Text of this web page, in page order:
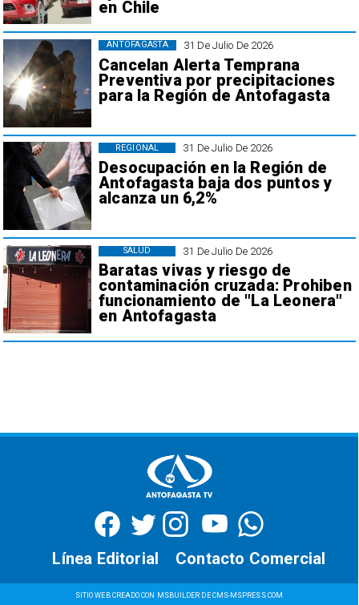
en Chile
31 De Julio De 2026
Cancelan Alerta Temprana
Preventiva por precipitaciones
para la Región de Antofagasta
ANTOFAGASTA
31 De Julio De 2026
Desocupación en la Región de
Antofagasta baja dos puntos y
alcanza un 6,2%
REGIONAL
31 De Julio De 2026
Baratas vivas y riesgo de
contaminación cruzada: Prohiben
funcionamiento de "La Leonera"
en Antofagasta
SALUD
SITIO WEB CREADO CON MSBUILDER DE CMS-MSPRESS.COM
Contacto Comercial
Línea Editorial